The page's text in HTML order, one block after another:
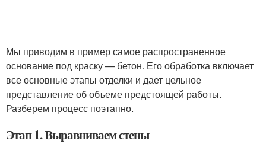
Мы приводим в пример самое распространенное
основание под краску — бетон. Его обработка включает
все основные этапы отделки и дает цельное
представление об объеме предстоящей работы.
Разберем процесс поэтапно.
Этап 1. Выравниваем стены